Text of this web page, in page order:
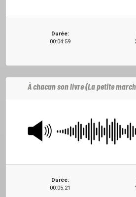
Durée:
00:04:59
À chacun son livre (La petite
Durée:
00:05:21